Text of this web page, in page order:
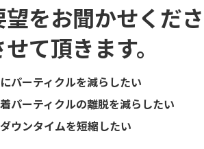
をお聞かせくだ
て頂きます。
パーティクルを減らしたい
パーティクルの離脱を減らしたい
ウンタイムを短縮したい